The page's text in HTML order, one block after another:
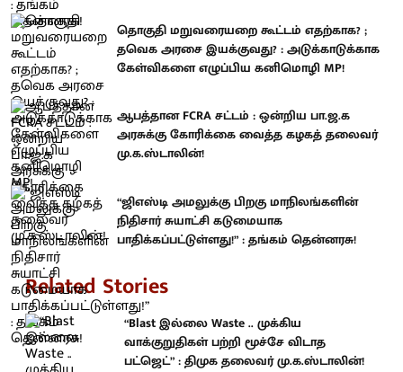
தொகுதி மறுவரையறை கூட்டம் எதற்காக? ;
தவெக அரசை இயக்குவது? : அடுக்காடுக்காக
கேள்விகளை எழுப்பிய கனிமொழி MP!
ஆபத்தான FCRA சட்டம் : ஒன்றிய பா.ஜ.க
அரசுக்கு கோரிக்கை வைத்த கழகத் தலைவர்
மு.க.ஸ்டாலின்!
“ஜிஎஸ்டி அமலுக்கு பிறகு மாநிலங்களின்
நிதிசார் சுயாட்சி கடுமையாக
பாதிக்கப்பட்டுள்ளது!” : தங்கம் தென்னரசு!
Related Stories
“Blast இல்லை Waste .. முக்கிய
வாக்குறுதிகள் பற்றி மூச்சே விடாத
பட்ஜெட்” : திமுக தலைவர் மு.க.ஸ்டாலின்!